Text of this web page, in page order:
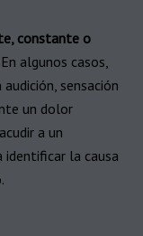
constante o
En algunos casos,
sensación
un dolor
a un
la causa